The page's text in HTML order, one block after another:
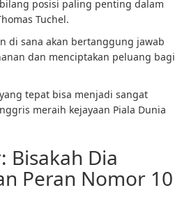
posisi paling penting dalam
Tuchel.
di sana akan bertanggung jawab
dan menciptakan peluang bagi
tepat bisa menjadi sangat
meraih kejayaan Piala Dunia
Bisakah Dia
Peran Nomor 10